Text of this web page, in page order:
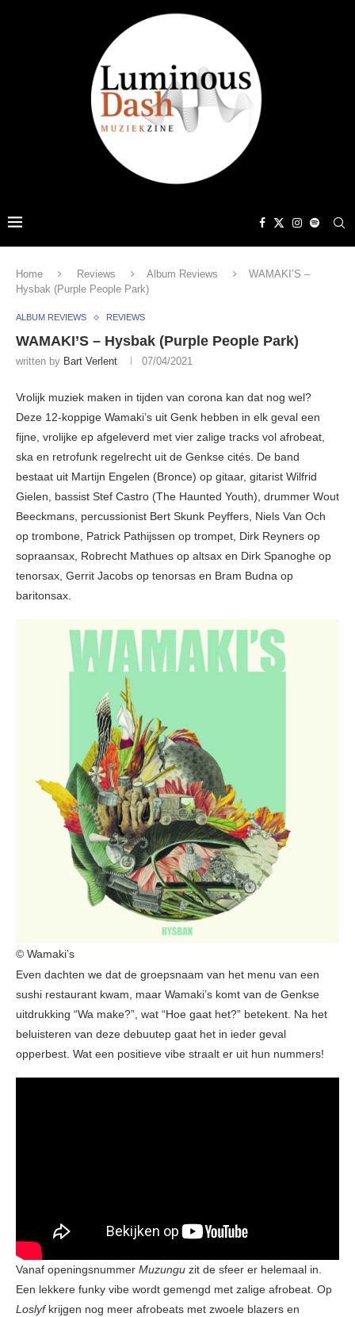
Home Reviews Album Reviews
WAMAKI’S –
Hysbak (Purple People Park)
ALBUM REVIEWS REVIEWS
WAMAKI’S – Hysbak (Purple People Park)
written by Bart Verlent 07/04/2021
Vrolijk muziek maken in tijden van corona kan dat nog wel?
Deze 12-koppige Wamaki’s uit Genk hebben in elk geval een
fijne, vrolijke ep afgeleverd met vier zalige tracks vol afrobeat,
ska en retrofunk regelrecht uit de Genkse cités. De band
bestaat uit Martijn Engelen (Bronce) op gitaar, gitarist Wilfrid
Gielen, bassist Stef Castro (The Haunted Youth), drummer Wout
Beeckmans, percussionist Bert Skunk Peyffers, Niels Van Och
op trombone, Patrick Pathijssen op trompet, Dirk Reyners op
sopraansax, Robrecht Mathues op altsax en Dirk Spanoghe op
tenorsax, Gerrit Jacobs op tenorsas en Bram Budna op
baritonsax.
© Wamaki’s
Even dachten we dat de groepsnaam van het menu van een
sushi restaurant kwam, maar Wamaki’s komt van de Genkse
uitdrukking “Wa make?”, wat “Hoe gaat het?” betekent. Na het
beluisteren van deze debuutep gaat het in ieder geval
opperbest. Wat een positieve vibe straalt er uit hun nummers!
Vanaf openingsnummer Muzungu zit de sfeer er helemaal in.
Een lekkere funky vibe wordt gemengd met zalige afrobeat. Op
Loslyf krijgen nog meer afrobeats met zwoele blazers en